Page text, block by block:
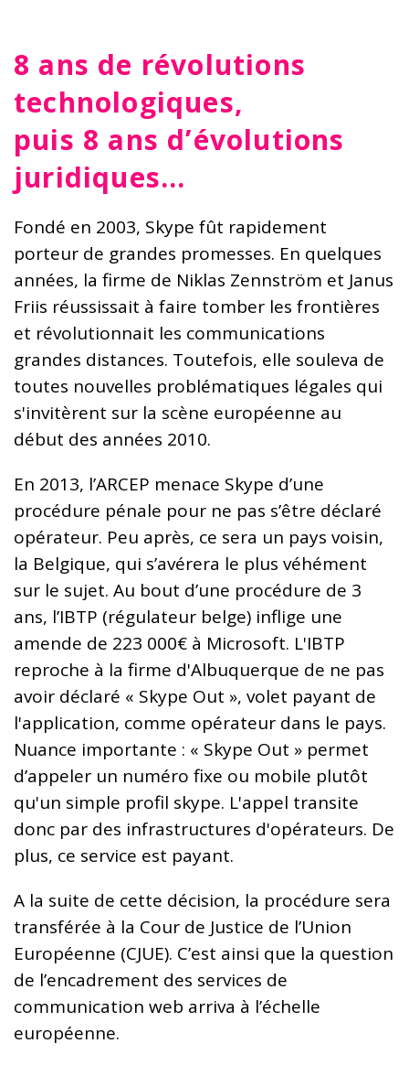
8 ans de révolutions
technologiques,
puis 8 ans d’évolutions
juridiques...
Fondé en 2003, Skype fût rapidement
porteur de grandes promesses. En quelques
années, la firme de Niklas Zennström et Janus
Friis réussissait à faire tomber les frontières
et révolutionnait les communications
grandes distances. Toutefois, elle souleva de
toutes nouvelles problématiques légales qui
s'invitèrent sur la scène européenne au
début des années 2010.
En 2013, l’ARCEP menace Skype d’une
procédure pénale pour ne pas s’être déclaré
opérateur. Peu après, ce sera un pays voisin,
la Belgique, qui s’avérera le plus véhément
sur le sujet. Au bout d’une procédure de 3
ans, l’IBTP (régulateur belge) inflige une
amende de 223 000€ à Microsoft. L'IBTP
reproche à la firme d'Albuquerque de ne pas
avoir déclaré « Skype Out », volet payant de
l'application, comme opérateur dans le pays.
Nuance importante : « Skype Out » permet
d’appeler un numéro fixe ou mobile plutôt
qu'un simple profil skype. L'appel transite
donc par des infrastructures d'opérateurs. De
plus, ce service est payant.
A la suite de cette décision, la procédure sera
transférée à la Cour de Justice de l’Union
Européenne (CJUE). C’est ainsi que la question
de l’encadrement des services de
communication web arriva à l’échelle
européenne.